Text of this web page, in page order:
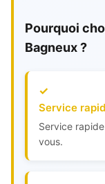
Pourquoi
Bagneux ?
Service
Service
vous.